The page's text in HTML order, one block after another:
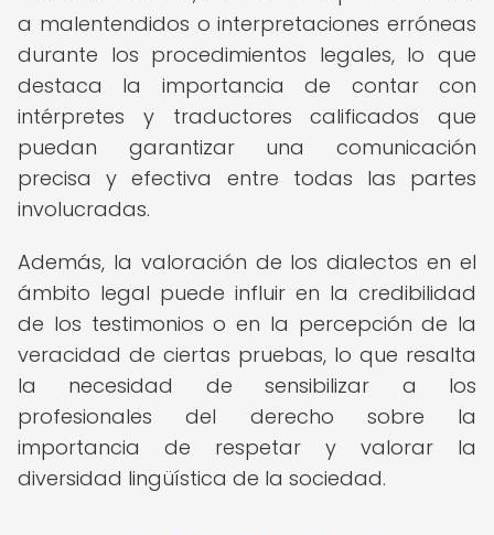
a malentendidos o interpretaciones erróneas
durante los procedimientos legales, lo que
destaca la importancia de contar con
intérpretes y traductores calificados que
puedan garantizar una comunicación
precisa y efectiva entre todas las partes
involucradas.
Además, la valoración de los dialectos en el
ámbito legal puede influir en la credibilidad
de los testimonios o en la percepción de la
veracidad de ciertas pruebas, lo que resalta
la necesidad de sensibilizar a los
profesionales del derecho sobre la
importancia de respetar y valorar la
diversidad lingüística de la sociedad.